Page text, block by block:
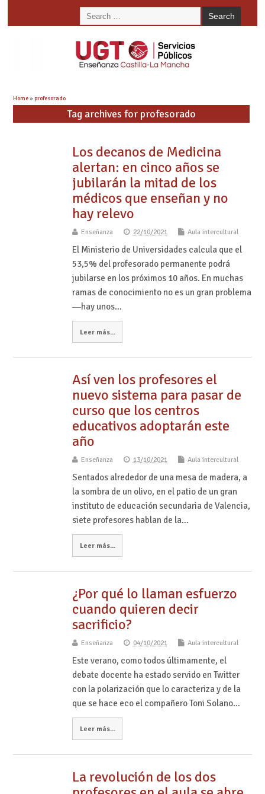
Home»profesorado
Tag archives for profesorado
Los decanos de Medicina
alertan: en cinco años se
jubilarán la mitad de los
médicos que enseñan y no
hay relevo
Enseñanza 22/10/2021 Aula intercultural
El Ministerio de Universidades calcula que el
53,5% del profesorado permanente podrá
jubilarse en los próximos 10 años. En muchas
ramas de conocimiento no es un gran problema
―hay unos…
Leer más...
Así ven los profesores el
nuevo sistema para pasar de
curso que los centros
educativos adoptarán este
año
Enseñanza 13/10/2021 Aula intercultural
Sentados alrededor de una mesa de madera, a
la sombra de un olivo, en el patio de un gran
instituto de educación secundaria de Valencia,
siete profesores hablan de la…
Leer más...
¿Por qué lo llaman esfuerzo
cuando quieren decir
sacrificio?
Enseñanza 04/10/2021 Aula intercultural
Este verano, como todos últimamente, el
debate docente ha estado servido en Twitter
con la polarización que lo caracteriza y de la
que se hace eco el compañero Toni Solano…
Leer más...
La revolución de los dos